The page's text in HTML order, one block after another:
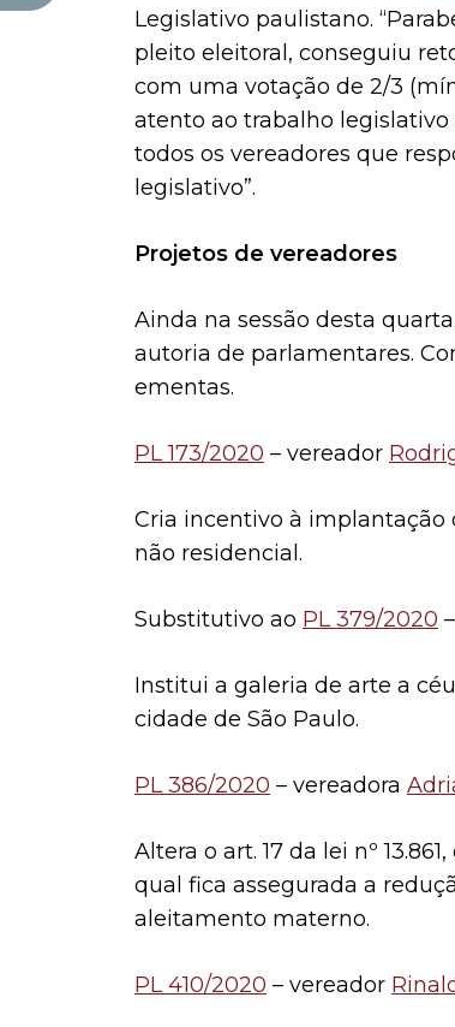
Legislativo paulistano.
pleito eleitoral, conseguiu
com uma votação de 2/3
atento ao trabalho legislativo
todos os vereadores que
legislativo”.
Projetos de vereadores
Ainda na sessão desta
autoria de parlamentares.
ementas.
PL 173/2020 – vereador
Cria incentivo à implantação
não residencial.
Substitutivo ao PL 379/2020
Institui a galeria de arte a
cidade de São Paulo.
PL 386/2020 – vereadora
Altera o art. 17 da lei nº
qual fica assegurada a
aleitamento materno.
PL 410/2020 – vereador